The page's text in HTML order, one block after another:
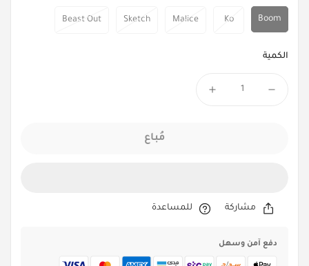
Boom
Ko
Malice
Sketch
Beast Out
الكمية
مُباع
مشاركة للمساعدة
دفع آمن وسهل